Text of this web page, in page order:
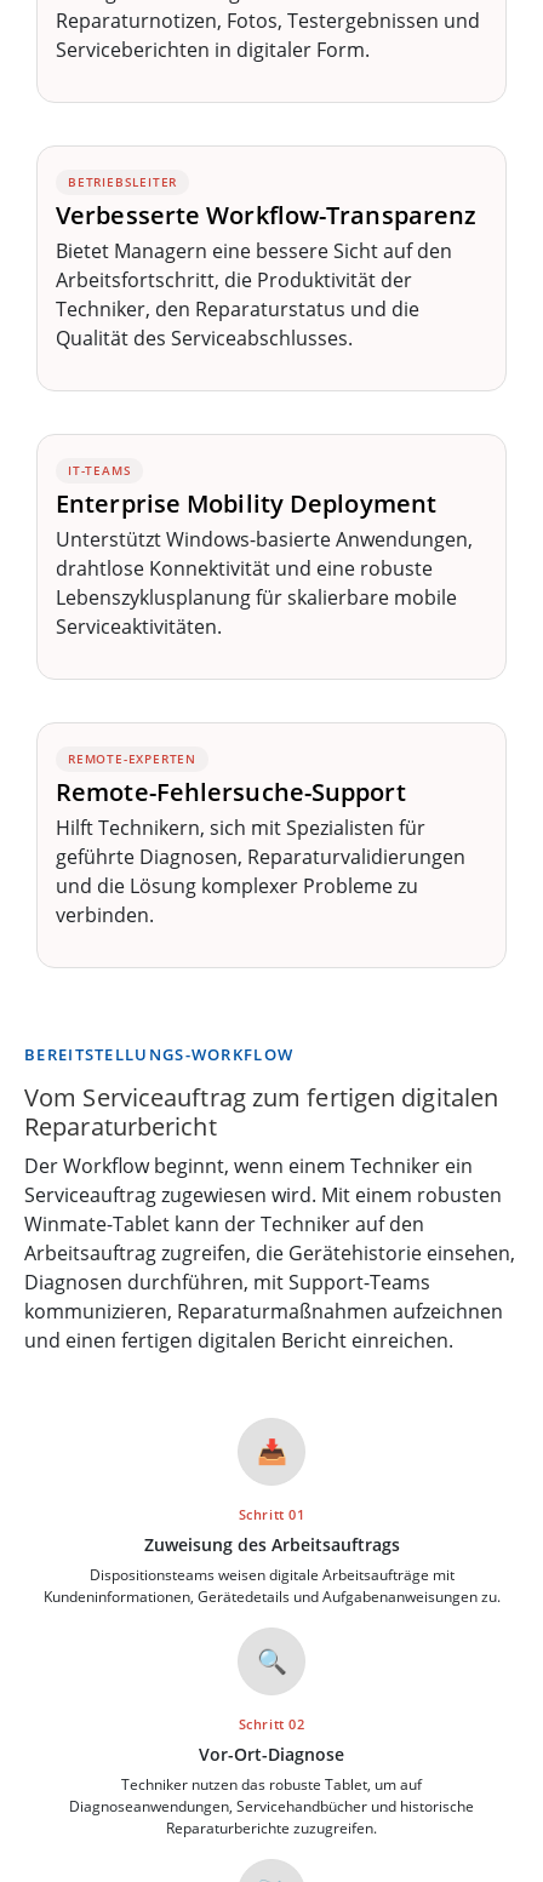
Reparaturnotizen, Fotos, Testergebnissen und
Serviceberichten in digitaler Form.
BETRIEBSLEITER
Verbesserte Workflow-Transparenz
Bietet Managern eine bessere Sicht auf den
Arbeitsfortschritt, die Produktivität der
Techniker, den Reparaturstatus und die
Qualität des Serviceabschlusses.
IT-TEAMS
Enterprise Mobility Deployment
Unterstützt Windows-basierte Anwendungen,
drahtlose Konnektivität und eine robuste
Lebenszyklusplanung für skalierbare mobile
Serviceaktivitäten.
REMOTE-EXPERTEN
Remote-Fehlersuche-Support
Hilft Technikern, sich mit Spezialisten für
geführte Diagnosen, Reparaturvalidierungen
und die Lösung komplexer Probleme zu
verbinden.
BEREITSTELLUNGS-WORKFLOW
Vom Serviceauftrag zum fertigen digitalen
Reparaturbericht
Der Workflow beginnt, wenn einem Techniker ein
Serviceauftrag zugewiesen wird. Mit einem robusten
Winmate-Tablet kann der Techniker auf den
Arbeitsauftrag zugreifen, die Gerätehistorie einsehen,
Diagnosen durchführen, mit Support-Teams
kommunizieren, Reparaturmaßnahmen aufzeichnen
und einen fertigen digitalen Bericht einreichen.
📥
Schritt 01
Zuweisung des Arbeitsauftrags
Dispositionsteams weisen digitale Arbeitsaufträge mit
Kundeninformationen, Gerätedetails und Aufgabenanweisungen zu.
🔍
Schritt 02
Vor-Ort-Diagnose
Techniker nutzen das robuste Tablet, um auf
Diagnoseanwendungen, Servicehandbücher und historische
Reparaturberichte zuzugreifen.